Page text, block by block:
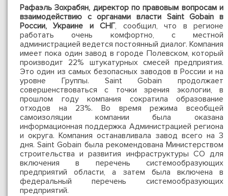
Рафаэль Зохрабян, директор по правовым вопросам и
взаимодействию с органами власти Saint Gobain в
России, Украине и СНГ, сообщил, что в регионе
работать очень комфортно, с местной
администрацией ведется постоянный диалог. Компания
имеет пока один завод в городе Полевском, который
производит 22% штукатурных смесей предприятия.
Это один из самых безопасных заводов в России и на
уровне Группы. Saint Gobain продолжает
совершенствоваться с точки зрения экологии, в
прошлом году компания сократила образование
отходов на 23%. Во время режима всеобщей
самоизоляции компании была оказана
информационная поддержка Администрацией региона
и округа. Компания останавливала завод всего на 3
дня. Saint Gobain была рекомендована Министерством
строительства и развития инфраструктуры СО для
включения в перечень системообразующих
предприятий области, а затем была включена в
федеральный перечень системообразующих
предприятий.